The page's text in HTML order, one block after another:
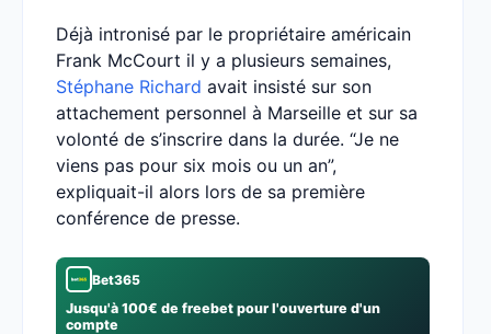
Déjà intronisé par le propriétaire américain
Frank McCourt il y a plusieurs semaines,
Stéphane Richard avait insisté sur son
attachement personnel à Marseille et sur sa
volonté de s’inscrire dans la durée. “Je ne
viens pas pour six mois ou un an”,
expliquait-il alors lors de sa première
conférence de presse.
Bet365
Jusqu'à 100€ de freebet pour l'ouverture d'un
compte